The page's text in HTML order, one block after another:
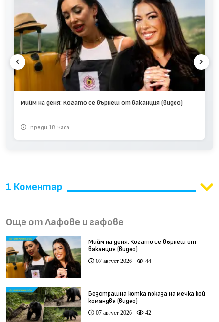
Мийм на деня: Когато се върнеш от ваканция (видео)
преди 18 часа
1 Коментар
Още от Лафове и гафове
Мийм на деня: Когато се върнеш от
ваканция (видео)
07 август 2026 44
Безстрашна котка показа на мечка кой
командва (видео)
07 август 2026 42